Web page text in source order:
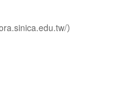
）